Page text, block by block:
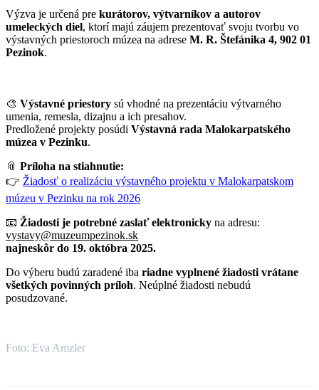
Výzva je určená pre kurátorov, výtvarníkov a autorov
umeleckých diel, ktorí majú záujem prezentovať svoju tvorbu vo
výstavných priestoroch múzea na adrese M. R. Štefánika 4, 902 01
Pezinok.
🎨 Výstavné priestory sú vhodné na prezentáciu výtvarného
umenia, remesla, dizajnu a ich presahov.
Predložené projekty posúdi Výstavná rada Malokarpatského
múzea v Pezinku.
📎 Príloha na stiahnutie:
👉 Žiadosť o realizáciu výstavného projektu v Malokarpatskom
múzeu v Pezinku na rok 2026
📧 Žiadosti je potrebné zaslať elektronicky na adresu:
vystavy@muzeumpezinok.sk
najneskôr do 19. októbra 2025.
Do výberu budú zaradené iba riadne vyplnené žiadosti vrátane
všetkých povinných príloh. Neúplné žiadosti nebudú
posudzované.
Foto: Eva Amzler